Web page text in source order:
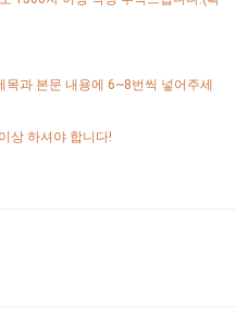
과 본문 내용에 6~8번씩 넣어주세
상 하셔야 합니다!